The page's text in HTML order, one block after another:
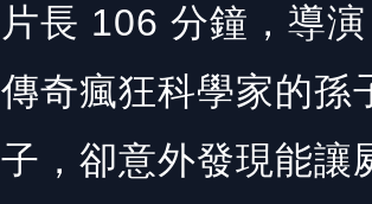
片長 106 分鐘，導
傳奇瘋狂科學家的孫
子，卻意外發現能